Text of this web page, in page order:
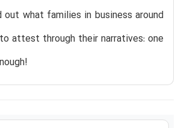
what families in business around
attest through their narratives: one